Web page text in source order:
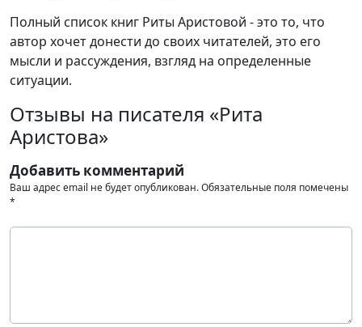
Полный список книг Риты Аристовой - это то, что
автор хочет донести до своих читателей, это его
мысли и рассуждения, взгляд на определенные
ситуации.
Отзывы на писателя «Рита
Аристова»
Добавить комментарий
Ваш адрес email не будет опубликован.Обязательные поля помечены
*